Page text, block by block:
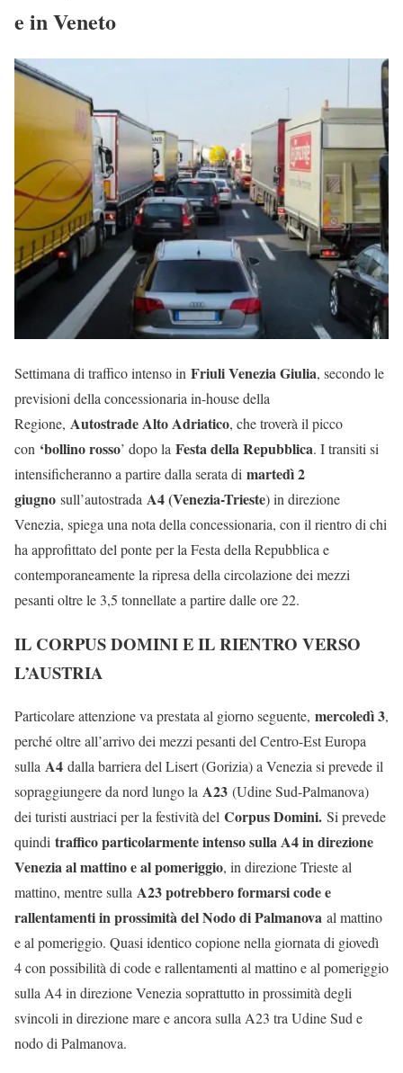
e in Veneto
Settimana di traffico intenso in Friuli Venezia Giulia, secondo le
previsioni della concessionaria in-house della
Regione, Autostrade Alto Adriatico, che troverà il picco
con ‘bollino rosso’ dopo la Festa della Repubblica. I transiti si
intensificheranno a partire dalla serata di martedì 2
giugno sull’autostrada A4 (Venezia-Trieste) in direzione
Venezia, spiega una nota della concessionaria, con il rientro di chi
ha approfittato del ponte per la Festa della Repubblica e
contemporaneamente la ripresa della circolazione dei mezzi
pesanti oltre le 3,5 tonnellate a partire dalle ore 22.
IL CORPUS DOMINI E IL RIENTRO VERSO
L’AUSTRIA
Particolare attenzione va prestata al giorno seguente, mercoledì 3,
perché oltre all’arrivo dei mezzi pesanti del Centro-Est Europa
sulla A4 dalla barriera del Lisert (Gorizia) a Venezia si prevede il
sopraggiungere da nord lungo la A23 (Udine Sud-Palmanova)
dei turisti austriaci per la festività del Corpus Domini. Si prevede
quindi traffico particolarmente intenso sulla A4 in direzione
Venezia al mattino e al pomeriggio, in direzione Trieste al
mattino, mentre sulla A23 potrebbero formarsi code e
rallentamenti in prossimità del Nodo di Palmanova al mattino
e al pomeriggio. Quasi identico copione nella giornata di giovedì
4 con possibilità di code e rallentamenti al mattino e al pomeriggio
sulla A4 in direzione Venezia soprattutto in prossimità degli
svincoli in direzione mare e ancora sulla A23 tra Udine Sud e
nodo di Palmanova.